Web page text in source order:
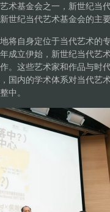
术基金会之一，新世纪当
世纪当代艺术基金会的主
将自身定位于当代艺术的
成立伊始，新世纪当代艺
。这些艺术家和作品与时
国内的学术体系对当代艺
中。